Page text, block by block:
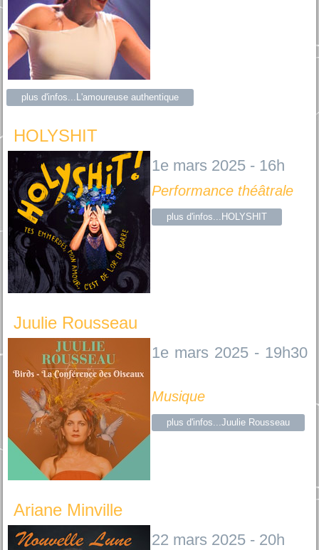
plus d'infos...L'amoureuse authentique
HOLYSHIT
1e mars 2025 - 16h
Performance théâtrale
plus d'infos...HOLYSHIT
Juulie Rousseau
1e mars 2025 - 19h30
Musique
plus d'infos...Juulie Rousseau
Ariane Minville
22 mars 2025 - 20h